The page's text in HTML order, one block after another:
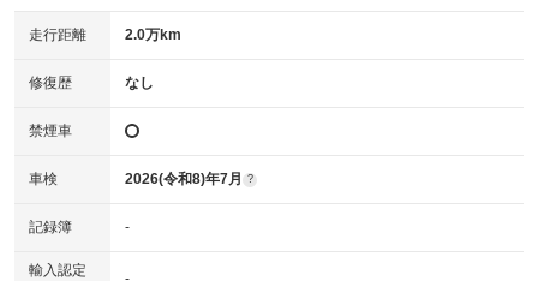
走行距離 2.0万km
修復歴 なし
禁煙車
車検 2026(令和8)年7月 ?
記録簿 -
輸入認定